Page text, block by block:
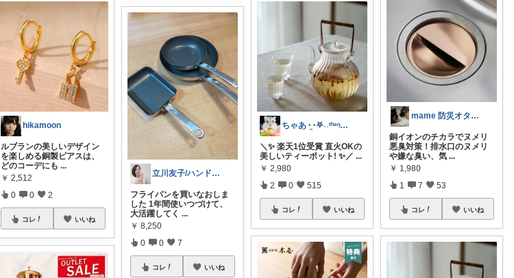
hikamoon
ルブランの美しいデザイン
を楽しめる銅製ピアスは、
どのコーデにも ...
￥ 2,512
0 0 2
コレ いいね
立川友子/ハンドモデル
フライパンを買いなおしま
した 1年間使いつづけて、
大活躍してく ...
￥ 8,250
0 0 7
コレ いいね
ちゃあ◔̯◔‪𖤐˒˒ᵗʱᵃᵑᵏᵧₒᵤ
＼✨️ 楽天1位受賞 直火OKの
美しいティーポット! ✨️／...
￥ 2,980
2 0 515
コレ いいね
mame 防災オタクの生活に安心と彩りを
銅イオンのチカラでヌメリ
悪臭対策！排水口のヌメリ
や嫌な臭い、気 ...
￥ 1,980
1 7 53
コレ いいね